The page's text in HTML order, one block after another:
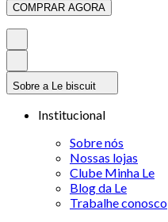
COMPRAR AGORA
Sobre a Le biscuit
Institucional
Sobre nós
Nossas lojas
Clube Minha Le
Blog da Le
Trabalhe conosco